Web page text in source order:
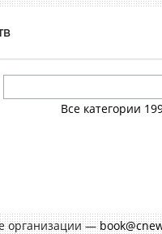
Все категории
организации —